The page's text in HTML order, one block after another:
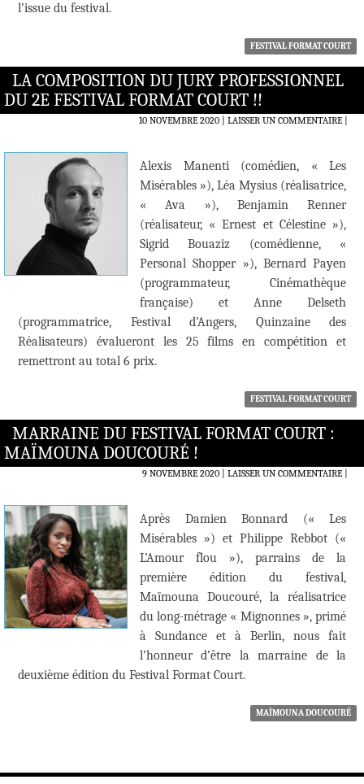
l’issue du festival.
FESTIVAL FORMAT COURT
LA COMPOSITION DU JURY PROFESSIONNEL
DU 2E FESTIVAL FORMAT COURT !!
10 NOVEMBRE 2020 LAISSER UN COMMENTAIRE|
Alexis Manenti (comédien, « Les
Misérables »), Léa Mysius (réalisatrice,
« Ava »), Benjamin Renner
(réalisateur, « Ernest et Célestine »),
Sigrid Bouaziz (comédienne, «
Personal Shopper »), Bernard Payen
(programmateur, Cinémathèque
française) et Anne Delseth
(programmatrice, Festival d’Angers, Quinzaine des
Réalisateurs) évalueront les 25 films en compétition et
remettront au total 6 prix.
FESTIVAL FORMAT COURT
MARRAINE DU FESTIVAL FORMAT COURT :
MAÏMOUNA DOUCOURÉ !
9 NOVEMBRE 2020 LAISSER UN COMMENTAIRE|
Après Damien Bonnard (« Les
Misérables ») et Philippe Rebbot («
L’Amour flou »), parrains de la
première édition du festival,
Maïmouna Doucouré, la réalisatrice
du long-métrage « Mignonnes », primé
à Sundance et à Berlin, nous fait
l’honneur d’être la marraine de la
deuxième édition du Festival Format Court.
MAÏMOUNA DOUCOURÉ